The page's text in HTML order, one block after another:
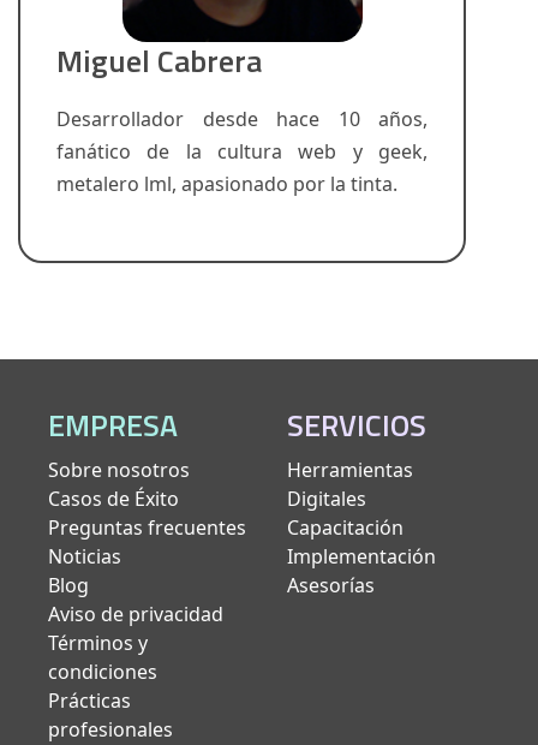
Miguel Cabrera
Desarrollador desde hace 10 años,
fanático de la cultura web y geek,
metalero lml, apasionado por la tinta.
EMPRESA
Sobre nosotros
Casos de Éxito
Preguntas frecuentes
Noticias
Blog
Aviso de privacidad
Términos y
condiciones
Prácticas
profesionales
SERVICIOS
Herramientas
Digitales
Capacitación
Implementación
Asesorías